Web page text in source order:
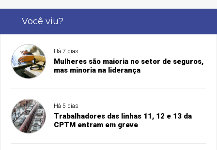
Você viu?
Há 7 dias
Mulheres são maioria no setor de seguros,
mas minoria na liderança
Há 5 dias
Trabalhadores das linhas 11, 12 e 13 da
CPTM entram em greve